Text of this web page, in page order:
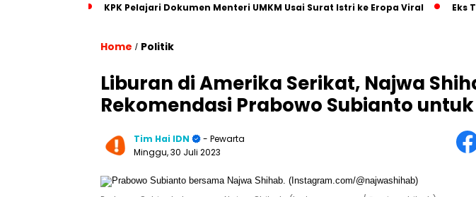
KPK Pelajari Dokumen Menteri UMKM Usai Surat Istri ke Eropa Viral Eks
Home / Politik
Liburan di Amerika Serikat, Najwa
Rekomendasi Prabowo Subianto
Tim Hai IDN
- Pewarta
Minggu, 30 Juli 2023